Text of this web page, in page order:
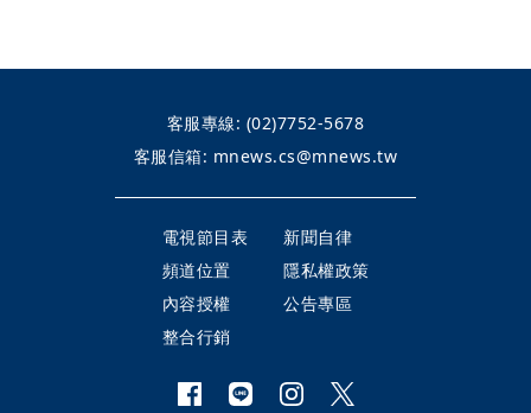
客服專線: (02)7752-5678
客服信箱: mnews.cs@mnews.tw
電視節目表
新聞自律
頻道位置
隱私權政策
內容授權
公告專區
整合行銷